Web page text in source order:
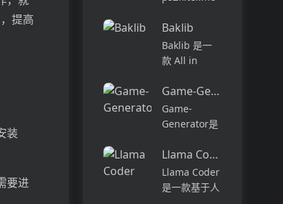
提高
装
要进
本并优化广告
支出。借助
Adcopy，您
可以在节省时
间和金钱的...
复古PS2字
符。只需选择
一张照片或拍
可，
PS2Filter AI
技术就会发挥
其魔力，使您
的形象怀
Baklib
Baklib 是一
款 All in
业级云平台，
帮助企业一站
式管理数字内
景的数字体
验。它采用独
特的三层架
构，将资源
Game-Generator
Game-
Generator是
智能技术生成
高质量游戏插
画、角色等资
Llama Coder
Llama Coder
是一款基于人